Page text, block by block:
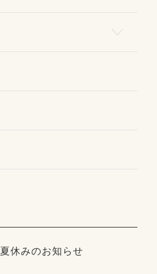
夏休みのお知らせ